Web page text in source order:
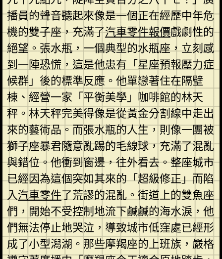
播員的聲音聽起來像是一個正在經歷中年危
機的雙子座，充滿了汽車零件報價戲劇性的
絕望。張水瓶，一個典型的水瓶座，立刻感
到一陣恐慌，這是他患有「星座預報壓力症
候群」後的標準反應。他單戀著住在隔壁
棟、經營一家「平衡美學」咖啡館的林天
秤。林天秤完美得像是從黃金分割線中走出
來的藝術品。而張水瓶的人生，則像一團被
獅子座暴君隨意亂踢的毛線球，充滿了混亂
與錯位。他衝到窗邊，往外看去。整座城市
已經因為這個突如其來的「超級修正」而陷
入汽車零件了荒謬的混亂。街道上的雙魚座
們，開始不受控制地流下鹹鹹的海水淚，他
們無法停止地哭泣，導致城市低窪處已經形
成了小型潟湖。那些摩羯座的上班族，嚴格